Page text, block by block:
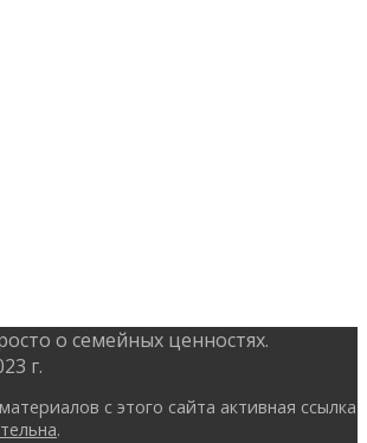
о семейных ценностях.
г.
с этого сайта активная ссылка
.